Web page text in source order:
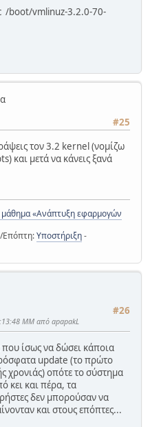
/boot/vmlinuz-3.2.0-70-
#25
τον 3.2 kernel (νομίζω
και μετά να κάνεις ξανά
μάθημα «Ανάπτυξη εφαρμογών
Επόπτη:Υποστήριξη-
#26
ΜΜ από apapakL
ίσως να δώσει κάποια
update (το πρώτο
χρονιάς) οπότε το σύστημα
κει και πέρα, τα
δεν μπορούσαν να
και στους επόπτες...